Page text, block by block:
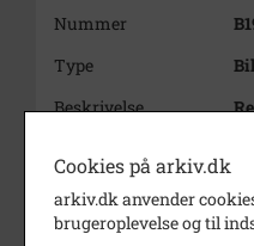
Nummer
Type
Beskrivelse
Dateringsnote
7.
Fotograf
Cookies på arkiv.dk
arkiv.dk anvender
brugeroplevelse og til